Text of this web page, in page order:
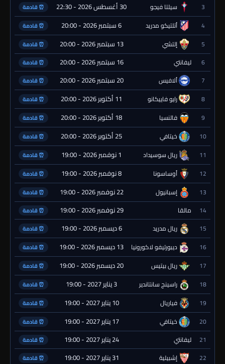
3 سيلتا فيجو 30 أغسطس 2026 - 22:30 ⏰ قادمة
4 أتلتيكو مدريد 6 سبتمبر 2026 - 20:00 ⏰ قادمة
5 إلتشي 13 سبتمبر 2026 - 20:00 ⏰ قادمة
6 ليفانتي 16 سبتمبر 2026 - 20:00 ⏰ قادمة
7 ألافيس 20 سبتمبر 2026 - 20:00 ⏰ قادمة
8 رايو فاييكانو 11 أكتوبر 2026 - 20:00 ⏰ قادمة
9 فالنسيا 18 أكتوبر 2026 - 20:00 ⏰ قادمة
10 خيتافي 25 أكتوبر 2026 - 20:00 ⏰ قادمة
11 ريال سوسيداد 1 نوفمبر 2026 - 19:00 ⏰ قادمة
12 أوساسونا 8 نوفمبر 2026 - 19:00 ⏰ قادمة
13 إسبانيول 22 نوفمبر 2026 - 19:00 ⏰ قادمة
14 مالقا 29 نوفمبر 2026 - 19:00 ⏰ قادمة
15 ريال مدريد 6 ديسمبر 2026 - 19:00 ⏰ قادمة
16 ديبورتيفو لاكورونيا 13 ديسمبر 2026 - 19:00 ⏰ قادمة
17 ريال بيتيس 20 ديسمبر 2026 - 19:00 ⏰ قادمة
18 راسينج سانتاندير 3 يناير 2027 - 19:00 ⏰ قادمة
19 فياريال 10 يناير 2027 - 19:00 ⏰ قادمة
20 خيتافي 17 يناير 2027 - 19:00 ⏰ قادمة
21 ليفانتي 24 يناير 2027 - 19:00 ⏰ قادمة
22 إشبيلية 31 يناير 2027 - 19:00 ⏰ قادمة